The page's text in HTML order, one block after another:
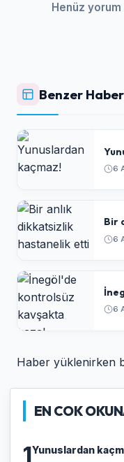
Henüz yorum
Benzer
6
Bir
6
6
Haber yüklenirken
EN COK
1Yunuslardan